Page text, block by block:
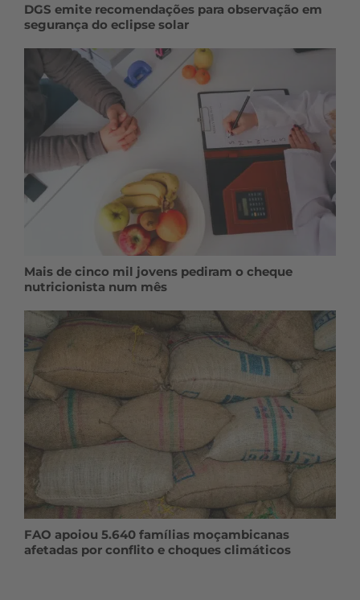
DGS emite recomendações para observação em
segurança do eclipse solar
Mais de cinco mil jovens pediram o cheque
nutricionista num mês
FAO apoiou 5.640 famílias moçambicanas
afetadas por conflito e choques climáticos